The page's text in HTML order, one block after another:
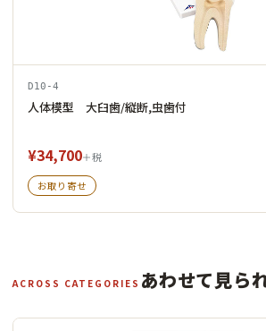
D10-4
人体模型 大臼歯/縦断,虫歯付
¥34,700＋税
お取り寄せ
ACROSS CATEGORIES あわせて見ら